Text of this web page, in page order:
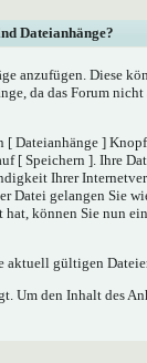
Dateianhänge?
anzufügen. Diese
da das Forum
Dateianhänge ]
Speichern ]. Ihre
Ihrer
Datei gelangen Sie
können Sie nun
gültigen
Um den Inhalt des